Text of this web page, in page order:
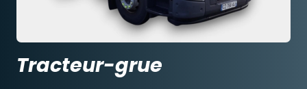
Tracteur-grue